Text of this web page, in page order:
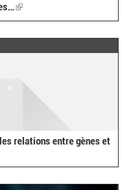
(link
is
relations entre gènes et